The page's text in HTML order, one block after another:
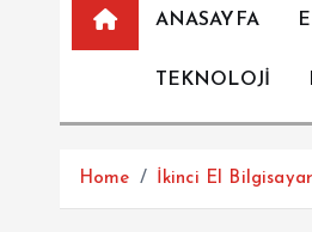
ANASAYFA
TEKNOLOJİ
Home İkinci El